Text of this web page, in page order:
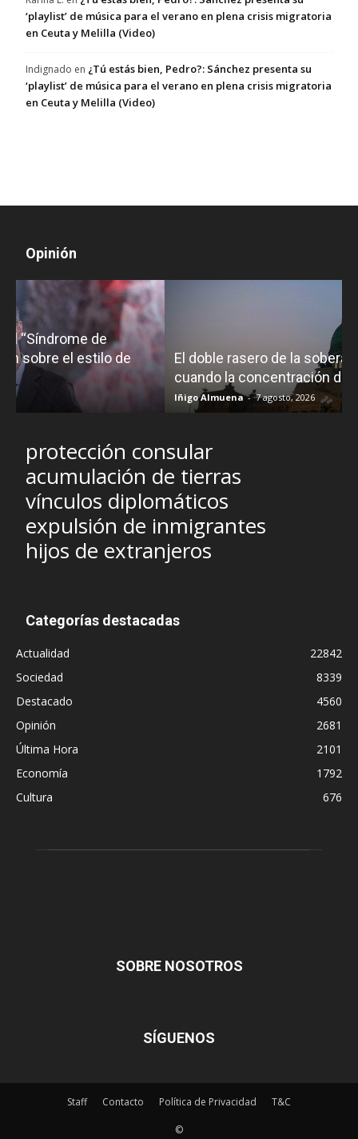
‘playlist’ de música para el verano en plena crisis migratoria
en Ceuta y Melilla (Video)
Indignado en ¿Tú estás bien, Pedro?: Sánchez presenta su
‘playlist’ de música para el verano en plena crisis migratoria
en Ceuta y Melilla (Video)
Opinión
El doble rasero de la soberanía en Argentina:
cuando la concentración de tierras no molesta
Iñigo Almuena
protección consular
acumulación de tierras
vínculos diplomáticos
expulsión de inmigrantes
hijos de extranjeros
Categorías destacadas
Actualidad
22842
Sociedad
8339
Destacado
4560
Opinión
2681
Última Hora
2101
Economía
1792
Cultura
676
SOBRE NOSOTROS
SÍGUENOS
Staff Contacto Política de Privacidad T&C
©